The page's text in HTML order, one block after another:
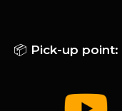
📦 Pick-up point: